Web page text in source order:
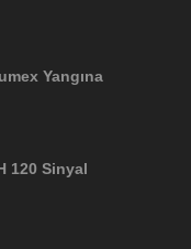
Yangına
120 Sinyal